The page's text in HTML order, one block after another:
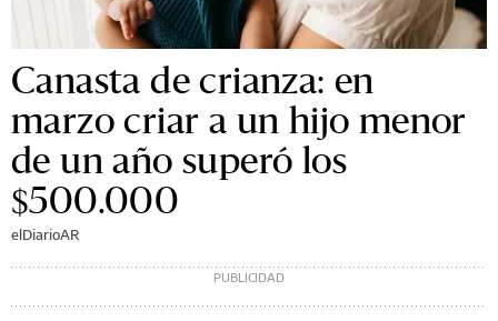
Canasta de crianza: en
marzo criar a un hijo menor
de un año superó los
$500.000
elDiarioAR